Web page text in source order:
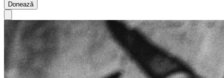
Donează